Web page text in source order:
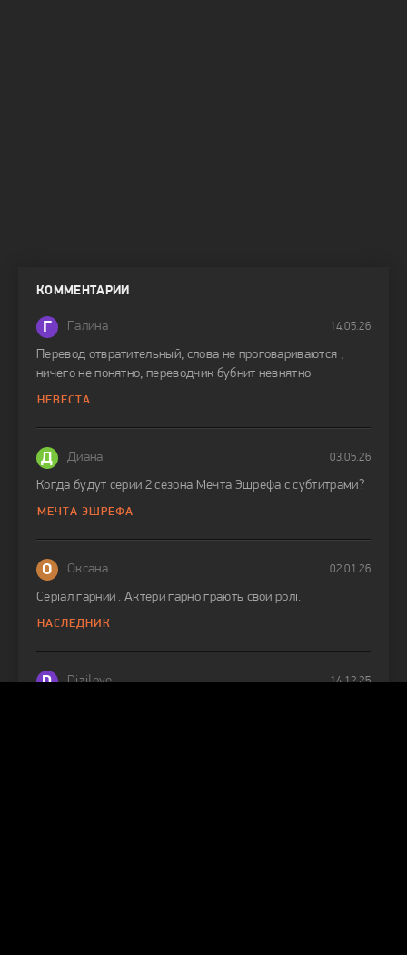
КОММЕНТАРИИ
Г Галина 14.05.26
Перевод отвратительный, слова не проговариваются ,
ничего не понятно, переводчик бубнит невнятно
НЕВЕСТА
Д Диана 03.05.26
Когда будут серии 2 сезона Мечта Эшрефа с субтитрами?
МЕЧТА ЭШРЕФА
О Оксана 02.01.26
Серіал гарний . Актери гарно грають свои ролі.
НАСЛЕДНИК
D Dizilove 14.12.25